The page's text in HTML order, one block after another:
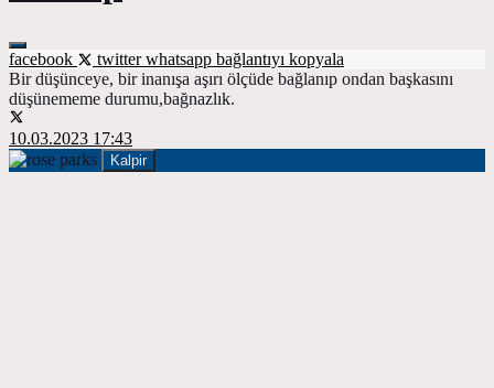
facebook twitterwhatsapp bağlantıyı kopyala
Bir düşünceye, bir inanışa aşırı ölçüde bağlanıp ondan başkasını
düşünememe durumu,bağnazlık.
10.03.2023 17:43
Kalpir